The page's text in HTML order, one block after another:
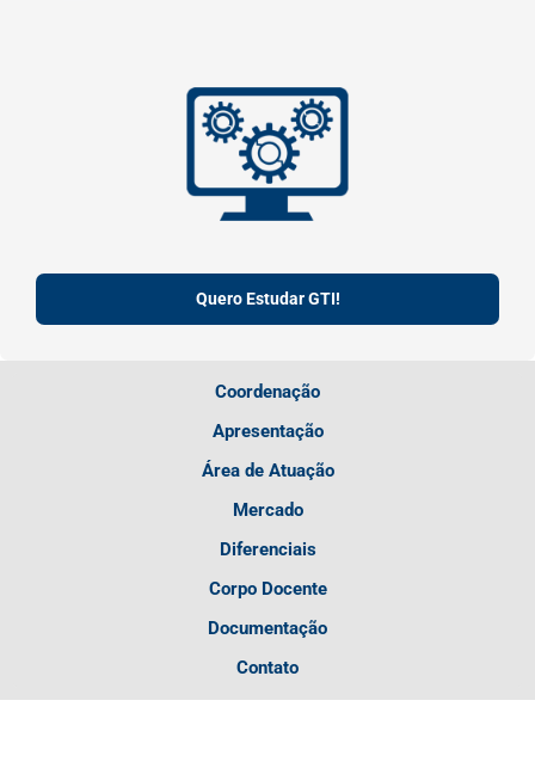
Quero Estudar GTI!
Coordenação
Apresentação
Área de Atuação
Mercado
Diferenciais
Corpo Docente
Documentação
Contato